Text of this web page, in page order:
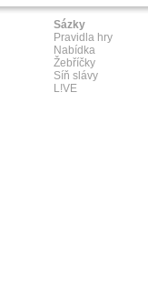
Sázky
Pravidla hry
Nabídka
Žebříčky
Síň slávy
L!VE